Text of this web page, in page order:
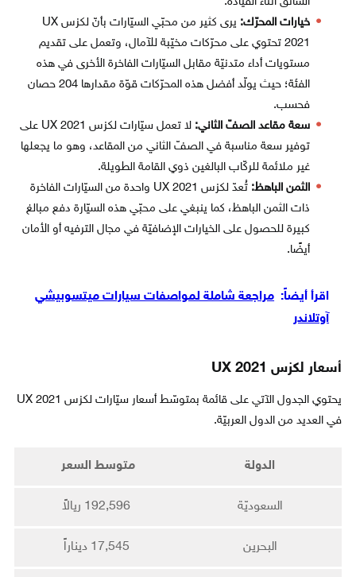
خيارات المحرّك:
يرى كثير من محبّي السيّارات بأنّ لكزس UX
2021 تحتوي على محرّكات مخيّبة للآمال، وتعمل على تقديم
مستويات أداء متدنيّة مقابل السيّارات الفاخرة الأخرى في هذه
الفئة؛ حيث يولّد أفضل هذه المحرّكات قوّة مقدارها 204 حصان
فحسب.
سعة مقاعد الصفّ الثاني:
لا تعمل سيّارات لكزس UX 2021 على
توفير سعة مناسبة في الصفّ الثاني من المقاعد، وهو ما يجعلها
غير ملائمة للركّاب البالغين ذوي القامة الطويلة.
الثمن الباهظ:
تُعدّ لكزس UX 2021 واحدة من السيّارات الفاخرة
ذات الثمن الباهظ، كما ينبغي على محبّي هذه السيّارة دفع مبالغ
كبيرة للحصول على الخيارات الإضافيّة في مجال الترفيه أو الأمان
أيضًا.
اقرأ أيضاً: مراجعة شاملة لمواصفات سيارات ميتسوبيشي
آوتلاندر
أسعار لكزس UX 2021
يحتوي الجدول الآتي على قائمة بمتوسّط أسعار سيّارات لكزس UX 2021
في العديد من الدول العربيّة.
الدولة متوسط السعر
السعوديّة 192,596 ريالاً
البحرين 17,545 ديناراً